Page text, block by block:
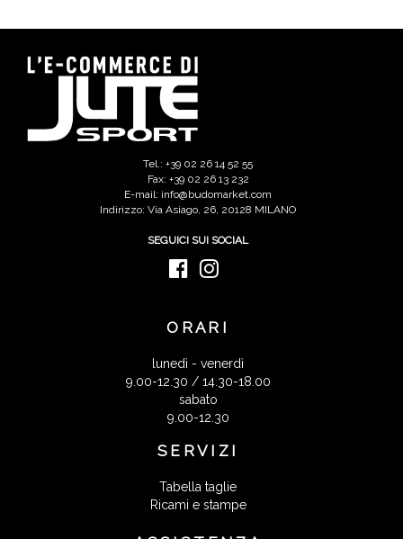
Tel.: +39 02 26 14 52 55
Fax: +39 02 26 13 232
E-mail: info@budomarket.com
Indirizzo: Via Asiago, 26, 20128 MILANO
SEGUICI SUI SOCIAL
ORARI
lunedì - venerdì
9.00-12.30 / 14.30-18.00
sabato
9.00-12.30
SERVIZI
Tabella taglie
Ricami e stampe